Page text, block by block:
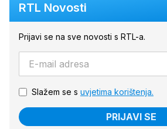
RTL Novosti
Prijavi se na sve novosti s RTL-a.
Slažem se s uvjetima korištenja.
PRIJAVI SE